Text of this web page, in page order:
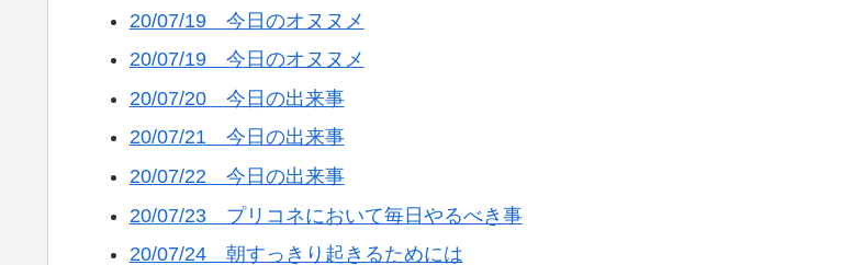
20/07/19 今日のオヌヌメ
20/07/19 今日のオヌヌメ
20/07/20 今日の出来事
20/07/21 今日の出来事
20/07/22 今日の出来事
20/07/23 プリコネにおいて毎日やるべき事
20/07/24 朝すっきり起きるためには